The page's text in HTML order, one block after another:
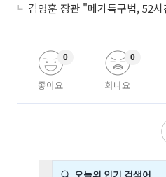
김영훈 장관 "메가특구법, 52
좋아요
0
화나요
0